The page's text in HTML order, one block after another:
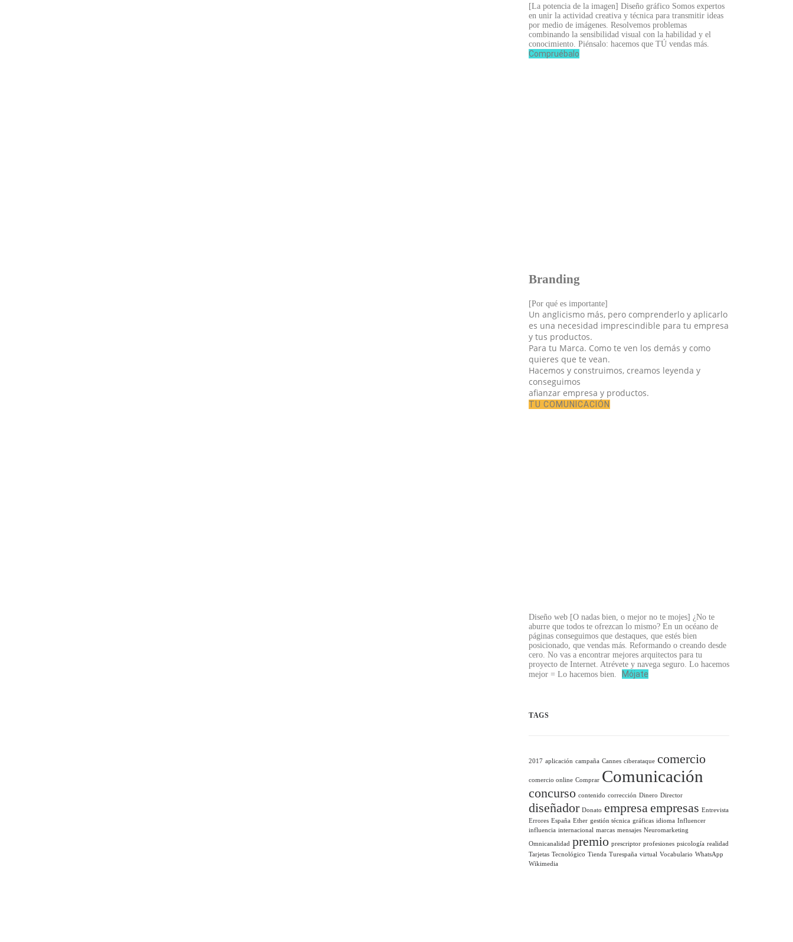
[La potencia de la imagen] Diseño gráfico Somos expertos
en unir la actividad creativa y técnica para transmitir ideas
por medio de imágenes. Resolvemos problemas
combinando la sensibilidad visual con la habilidad y el
conocimiento. Piénsalo: hacemos que TÚ vendas más.
Compruébalo
Branding
[Por qué es importante]
Un anglicismo más, pero comprenderlo y aplicarlo
es una necesidad imprescindible para tu empresa
y tus productos.
Para tu Marca. Como te ven los demás y como
quieres que te vean.
Hacemos y construimos, creamos leyenda y
conseguimos
afianzar empresa y productos.
TU COMUNICACIÓN
Diseño web [O nadas bien, o mejor no te mojes] ¿No te
aburre que todos te ofrezcan lo mismo? En un océano de
páginas conseguimos que destaques, que estés bien
posicionado, que vendas más. Reformando o creando desde
cero. No vas a encontrar mejores arquitectos para tu
proyecto de Internet. Atrévete y navega seguro. Lo hacemos
mejor = Lo hacemos bien.
Mójate
TAGS
2017 aplicación campaña Cannes ciberataque comercio
comercio online Comprar Comunicación
concurso contenido corrección Dinero Director
diseñador Donato empresaempresas Entrevista
Errores España Ether gestión técnica gráficas idioma Influencer
influencia internacional marcas mensajes Neuromarketing
Omnicanalidad premio prescriptor profesiones psicología realidad
Tarjetas Tecnológico Tienda Turespaña virtual Vocabulario WhatsApp
Wikimedia